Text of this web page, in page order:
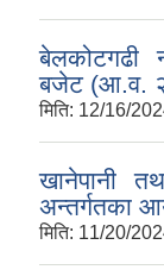
बेलकोटगढी
बजेट (आ.व.
मिति: 12/16/
खानेपानी
अन्तर्गतका
मिति: 11/20/